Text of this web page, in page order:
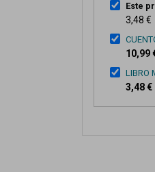
Este
3,48 €
10,99
LIBRO
3,48 €